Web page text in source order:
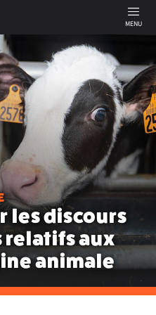
MENU
les discours
aux
animale